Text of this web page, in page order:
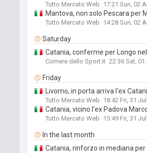
Tutto Mercato Web 17:21 Sun, 02
Mantova, non solo Pescara per
Tutto Mercato Web 14:28 Sun, 02
Saturday
Catania, conferme per Longo
Corriere dello Sport.it 22:36 Sat, 01
Friday
Livorno, in porta arriva l'ex
Tutto Mercato Web 18:42 Fri, 31 Jul
Catania, vicino l'ex Padova
Tutto Mercato Web 15:49 Fri, 31 Jul
In the last month
Catania, rinforzo in mediana